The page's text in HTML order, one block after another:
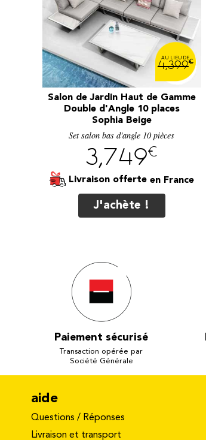
4,399€
Salon de Jardin Haut de Gamme
Double d'Angle 10 places
Sophia Beige
Set salon bas d'angle 10 pièces
3,749€
Livraison offerte
J'achète !
Paiement sécurisé
Transaction opérée par
Société Générale
aide
Questions / Réponses
Livraison et transport